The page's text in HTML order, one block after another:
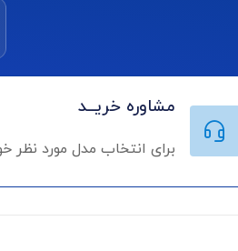
مشاوره خریــد
برای انتخاب مدل مورد نظر